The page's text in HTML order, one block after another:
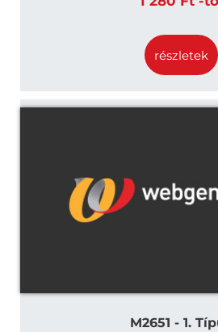
részletek
M2651 - 1.